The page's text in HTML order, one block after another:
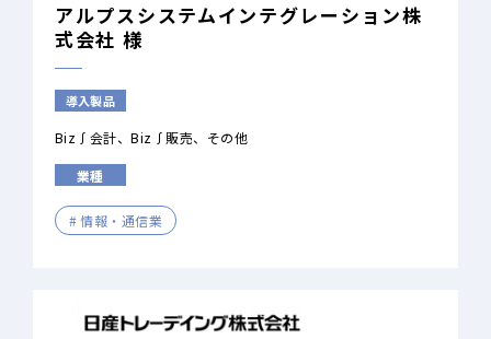
アルプスシステムインテグレーション株
式会社 様
導入製品
Biz∫会計 Biz∫販売 その他
業種
情報・通信業